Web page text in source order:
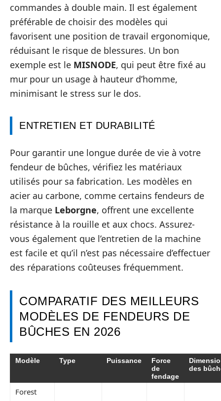
commandes à double main. Il est également
préférable de choisir des modèles qui
favorisent une position de travail ergonomique,
réduisant le risque de blessures. Un bon
exemple est le MISNODE, qui peut être fixé au
mur pour un usage à hauteur d’homme,
minimisant le stress sur le dos.
ENTRETIEN ET DURABILITÉ
Pour garantir une longue durée de vie à votre
fendeur de bûches, vérifiez les matériaux
utilisés pour sa fabrication. Les modèles en
acier au carbone, comme certains fendeurs de
la marque Leborgne, offrent une excellente
résistance à la rouille et aux chocs. Assurez-
vous également que l’entretien de la machine
est facile et qu’il n’est pas nécessaire d’effectuer
des réparations coûteuses fréquemment.
COMPARATIF DES MEILLEURS
MODÈLES DE FENDEURS DE
BÛCHES EN 2026
Modèle Type Puissance
Force
de
fendage
des
Forest